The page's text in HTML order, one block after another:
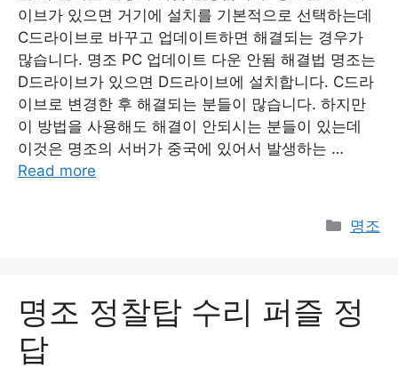
이브가 있으면 거기에 설치를 기본적으로 선택하는데
C드라이브로 바꾸고 업데이트하면 해결되는 경우가
많습니다. 명조 PC 업데이트 다운 안됨 해결법 명조는
D드라이브가 있으면 D드라이브에 설치합니다. C드라
이브로 변경한 후 해결되는 분들이 많습니다. 하지만
이 방법을 사용해도 해결이 안되시는 분들이 있는데
이것은 명조의 서버가 중국에 있어서 발생하는 …
Read more
명조
명조 정찰탑 수리 퍼즐 정
답